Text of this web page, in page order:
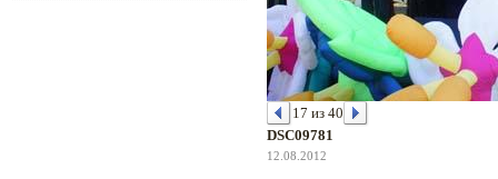
17 из 40
DSC09781
12.08.2012